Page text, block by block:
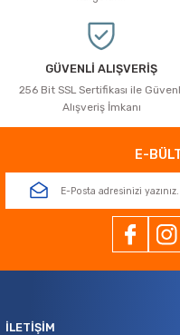
GÜVENLİ ALIŞVERİŞ
256 Bit SSL Sertifikası ile
Alışveriş İmkanı
E-
İLETİŞİM